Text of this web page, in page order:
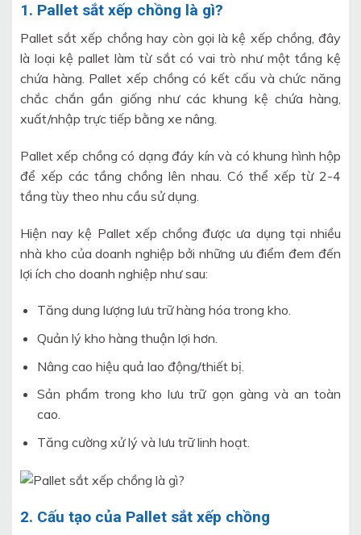
1. Pallet sắt xếp chồng là gì?
Pallet sắt xếp chồng hay còn gọi là kệ xếp chồng, đây
là loại kệ pallet làm từ sắt có vai trò như một tầng kệ
chứa hàng. Pallet xếp chồng có kết cấu và chức năng
chắc chắn gần giống như các khung kệ chứa hàng,
xuất/nhập trực tiếp bằng xe nâng.
Pallet xếp chồng có dạng đáy kín và có khung hình hộp
để xếp các tầng chồng lên nhau. Có thể xếp từ 2-4
tầng tùy theo nhu cầu sử dụng.
Hiện nay kệ Pallet xếp chồng được ưa dụng tại nhiều
nhà kho của doanh nghiệp bởi những ưu điểm đem đến
lợi ích cho doanh nghiệp như sau:
Tăng dung lượng lưu trữ hàng hóa trong kho.
Quản lý kho hàng thuận lợi hơn.
Nâng cao hiệu quả lao động/thiết bị.
Sản phẩm trong kho lưu trữ gọn gàng và an toàn
cao.
Tăng cường xử lý và lưu trữ linh hoạt.
2. Cấu tạo của Pallet sắt xếp chồng